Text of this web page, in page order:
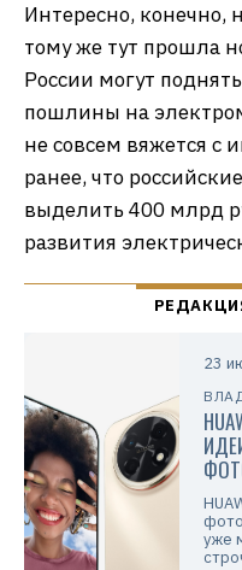
Интересно, конечно,
тому же тут прошла
России могут
пошлины на
не совсем вяжется с
ранее, что
выделить 400 млрд
развития
23
уже